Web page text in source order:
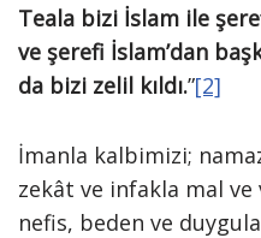
Teala bizi İslam ile
ve şerefi İslam’dan
da bizi zelil kıldı.”[2]
İmanla kalbimizi;
zekât ve infakla mal ve
nefis, beden ve